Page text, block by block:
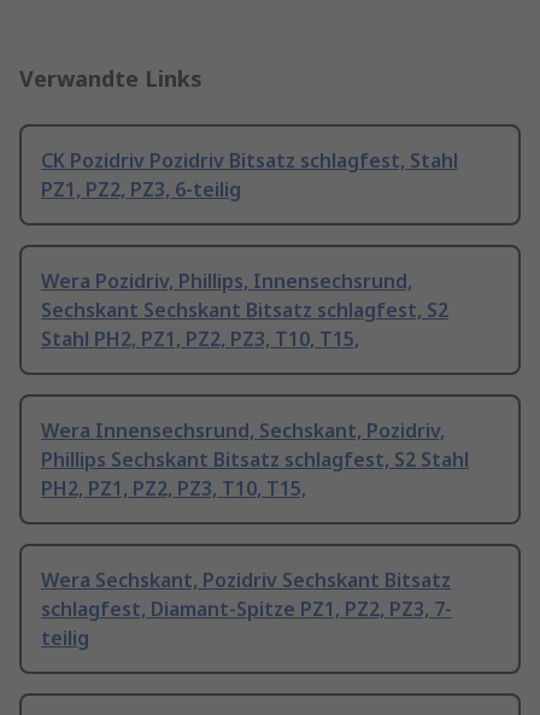
Verwandte Links
CK Pozidriv Pozidriv Bitsatz schlagfest, Stahl
PZ1, PZ2, PZ3, 6-teilig
Wera Pozidriv, Phillips, Innensechsrund,
Sechskant Sechskant Bitsatz schlagfest, S2
Stahl PH2, PZ1, PZ2, PZ3, T10, T15,
Wera Innensechsrund, Sechskant, Pozidriv,
Phillips Sechskant Bitsatz schlagfest, S2 Stahl
PH2, PZ1, PZ2, PZ3, T10, T15,
Wera Sechskant, Pozidriv Sechskant Bitsatz
schlagfest, Diamant-Spitze PZ1, PZ2, PZ3, 7-
teilig